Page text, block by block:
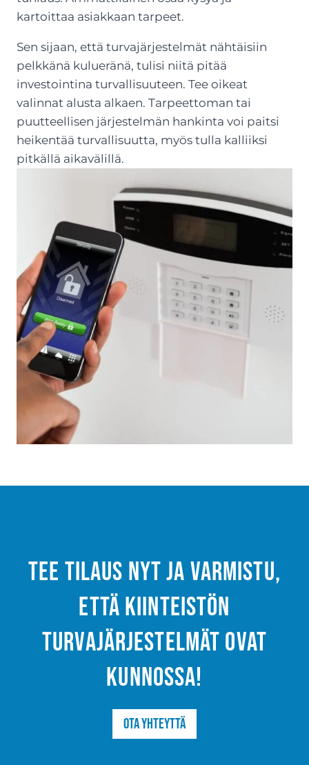
kartoittaa asiakkaan tarpeet.
Sen sijaan, että turvajärjestelmät nähtäisiin
pelkkänä kulueränä, tulisi niitä pitää
investointina turvallisuuteen. Tee oikeat
valinnat alusta alkaen. Tarpeettoman tai
puutteellisen järjestelmän hankinta voi paitsi
heikentää turvallisuutta, myös tulla kalliiksi
pitkällä aikavälillä.
Tee tilaus nyt ja varmistu,
että kiinteistön
turvajärjestelmät ovat
kunnossa!
Ota yhteyttä